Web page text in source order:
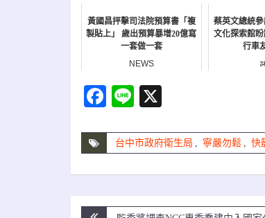
黃國昌抨擊司法院預算書「複
製貼上」 歲出預算暴增20億寫
一套做一套
NEWS
蔡英文總統
文化探索館
行車
Facebook
Line
台中市政府衛生局 , 寧嚴勿鬆 , 快